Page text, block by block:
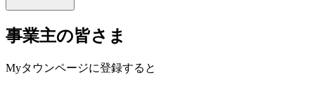
事業主の皆さま
Myタウンページに登録すると